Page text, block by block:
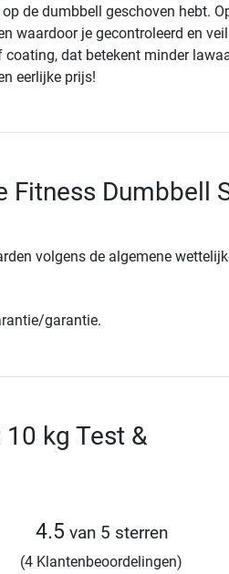
de dumbbell geschoven hebt.
waardoor je gecontroleerd en
dat betekent minder
eerlijke prijs!
Fitness Dumbbell
volgens de algemene
garantie.
kg Test &
4.5 van 5 sterren
(4 Klantenbeoordelingen)